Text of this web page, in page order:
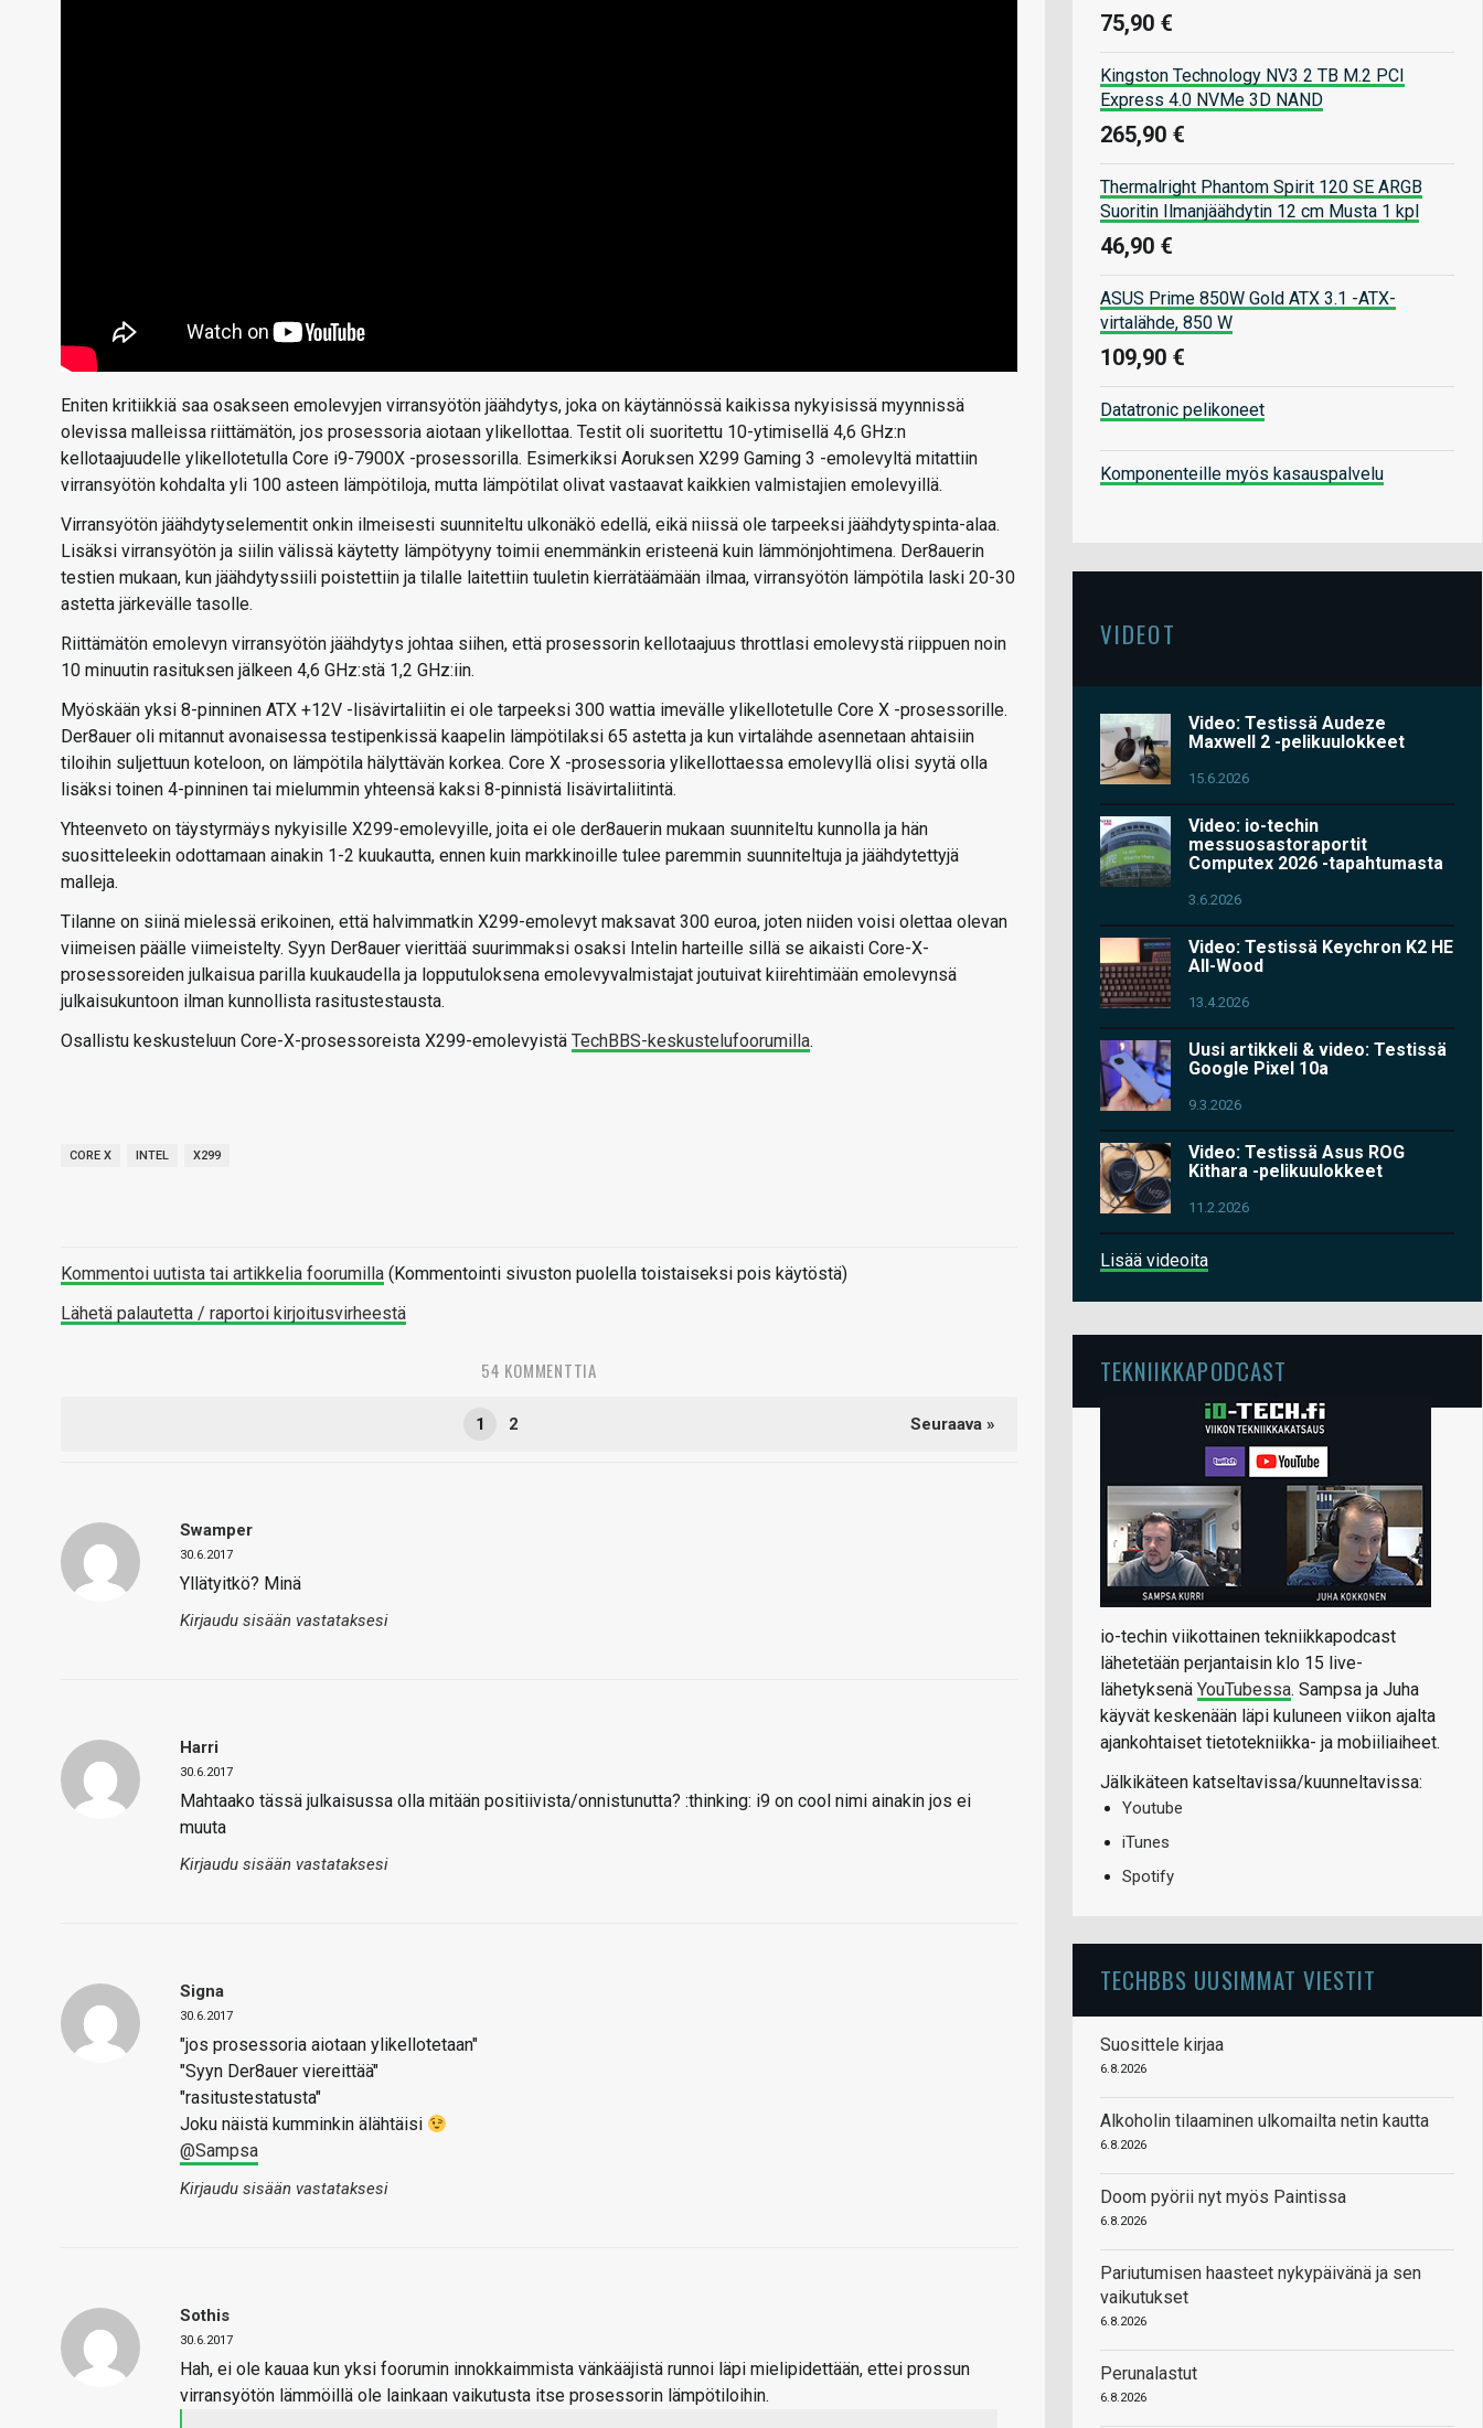
Eniten kritiikkiä saa osakseen emolevyjen virransyötön jäähdytys, joka on käytännössä kaikissa nykyisissä myynnissä
olevissa malleissa riittämätön, jos prosessoria aiotaan ylikellottaa. Testit oli suoritettu 10-ytimisellä 4,6 GHz:n
kellotaajuudelle ylikellotetulla Core i9-7900X -prosessorilla. Esimerkiksi Aoruksen X299 Gaming 3 -emolevyltä mitattiin
virransyötön kohdalta yli 100 asteen lämpötiloja, mutta lämpötilat olivat vastaavat kaikkien valmistajien emolevyillä.
Virransyötön jäähdytyselementit onkin ilmeisesti suunniteltu ulkonäkö edellä, eikä niissä ole tarpeeksi jäähdytyspinta-alaa.
Lisäksi virransyötön ja siilin välissä käytetty lämpötyyny toimii enemmänkin eristeenä kuin lämmönjohtimena. Der8auerin
testien mukaan, kun jäähdytyssiili poistettiin ja tilalle laitettiin tuuletin kierrätäämään ilmaa, virransyötön lämpötila laski 20-30
astetta järkevälle tasolle.
Riittämätön emolevyn virransyötön jäähdytys johtaa siihen, että prosessorin kellotaajuus throttlasi emolevystä riippuen noin
10 minuutin rasituksen jälkeen 4,6 GHz:stä 1,2 GHz:iin.
Myöskään yksi 8-pinninen ATX +12V -lisävirtaliitin ei ole tarpeeksi 300 wattia imevälle ylikellotetulle Core X -prosessorille.
Der8auer oli mitannut avonaisessa testipenkissä kaapelin lämpötilaksi 65 astetta ja kun virtalähde asennetaan ahtaisiin
tiloihin suljettuun koteloon, on lämpötila hälyttävän korkea. Core X -prosessoria ylikellottaessa emolevyllä olisi syytä olla
lisäksi toinen 4-pinninen tai mielummin yhteensä kaksi 8-pinnistä lisävirtaliitintä.
Yhteenveto on täystyrmäys nykyisille X299-emolevyille, joita ei ole der8auerin mukaan suunniteltu kunnolla ja hän
suositteleekin odottamaan ainakin 1-2 kuukautta, ennen kuin markkinoille tulee paremmin suunniteltuja ja jäähdytettyjä
malleja.
Tilanne on siinä mielessä erikoinen, että halvimmatkin X299-emolevyt maksavat 300 euroa, joten niiden voisi olettaa olevan
viimeisen päälle viimeistelty. Syyn Der8auer vierittää suurimmaksi osaksi Intelin harteille sillä se aikaisti Core-X-
prosessoreiden julkaisua parilla kuukaudella ja lopputuloksena emolevyvalmistajat joutuivat kiirehtimään emolevynsä
julkaisukuntoon ilman kunnollista rasitustestausta.
Osallistu keskusteluun Core-X-prosessoreista X299-emolevyistä TechBBS-keskustelufoorumilla.
CORE X INTEL X299
Kommentoi uutista tai artikkelia foorumilla (Kommentointi sivuston puolella toistaiseksi pois käytöstä)
Lähetä palautetta / raportoi kirjoitusvirheestä
54 KOMMENTTIA
1 2 Seuraava »
Swamper
30.6.2017
Yllätyitkö? Minä
Kirjaudu sisään vastataksesi
Harri
30.6.2017
Mahtaako tässä julkaisussa olla mitään positiivista/onnistunutta? :thinking: i9 on cool nimi ainakin jos ei
muuta
Kirjaudu sisään vastataksesi
Signa
30.6.2017
"jos prosessoria aiotaan ylikellotetaan"
"Syyn Der8auer viereittää"
"rasitustestatusta"
Joku näistä kumminkin älähtäisi
@Sampsa
Kirjaudu sisään vastataksesi
Sothis
30.6.2017
Hah, ei ole kauaa kun yksi foorumin innokkaimmista vänkääjistä runnoi läpi mielipidettään, ettei prossun
virransyötön lämmöillä ole lainkaan vaikutusta itse prosessorin lämpötiloihin.
75,90 €
Kingston Technology NV3 2 TB M.2 PCI
Express 4.0 NVMe 3D NAND
265,90 €
Thermalright Phantom Spirit 120 SE ARGB
Suoritin Ilmanjäähdytin 12 cm Musta 1 kpl
46,90 €
ASUS Prime 850W Gold ATX 3.1 -ATX-
virtalähde, 850 W
109,90 €
Datatronic pelikoneet
Komponenteille myös kasauspalvelu
VIDEOT
Video: Testissä Audeze
Maxwell 2 -pelikuulokkeet
15.6.2026
Video: io-techin
messuosastoraportit
Computex 2026 -tapahtumasta
3.6.2026
Video: Testissä Keychron K2 HE
All-Wood
13.4.2026
Uusi artikkeli & video: Testissä
Google Pixel 10a
9.3.2026
Video: Testissä Asus ROG
Kithara -pelikuulokkeet
11.2.2026
Lisää videoita
TEKNIIKKAPODCAST
io-techin viikottainen tekniikkapodcast
lähetetään perjantaisin klo 15 live-
lähetyksenä YouTubessa. Sampsa ja Juha
käyvät keskenään läpi kuluneen viikon ajalta
ajankohtaiset tietotekniikka- ja mobiiliaiheet.
Jälkikäteen katseltavissa/kuunneltavissa:
Youtube
iTunes
Spotify
TECHBBS UUSIMMAT VIESTIT
Suosittele kirjaa
6.8.2026
Alkoholin tilaaminen ulkomailta netin kautta
6.8.2026
Doom pyörii nyt myös Paintissa
6.8.2026
Pariutumisen haasteet nykypäivänä ja sen
vaikutukset
6.8.2026
Perunalastut
6.8.2026